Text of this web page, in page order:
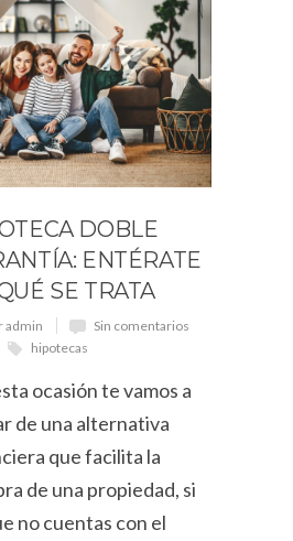
DOBLE
ENTÉRATE
SE TRATA
admin
Sin comentarios
hipotecas
ocasión te vamos a
de una alternativa
que facilita la
de una propiedad, si
no cuentas con el